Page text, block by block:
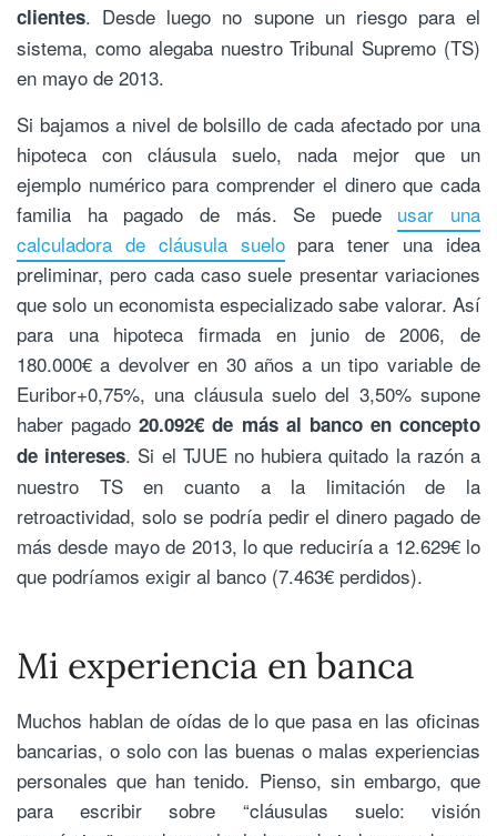
clientes. Desde luego no supone un riesgo para el
sistema, como alegaba nuestro Tribunal Supremo (TS)
en mayo de 2013.
Si bajamos a nivel de bolsillo de cada afectado por una
hipoteca con cláusula suelo, nada mejor que un
ejemplo numérico para comprender el dinero que cada
familia ha pagado de más. Se puede usar una
calculadora de cláusula suelopara tener una idea
preliminar, pero cada caso suele presentar variaciones
que solo un economista especializado sabe valorar. Así
para una hipoteca firmada en junio de 2006, de
180.000€ a devolver en 30 años a un tipo variable de
Euribor+0,75%, una cláusula suelo del 3,50% supone
haber pagado20.092€ de más al banco en concepto
de intereses. Si el TJUE no hubiera quitado la razón a
nuestro TS en cuanto a la limitación de la
retroactividad, solo se podría pedir el dinero pagado de
más desde mayo de 2013, lo que reduciría a 12.629€ lo
que podríamos exigir al banco (7.463€ perdidos).
Mi experiencia en banca
Muchos hablan de oídas de lo que pasa en las oficinas
bancarias, o solo con las buenas o malas experiencias
personales que han tenido. Pienso, sin embargo, que
para escribir sobre “cláusulas suelo: visión